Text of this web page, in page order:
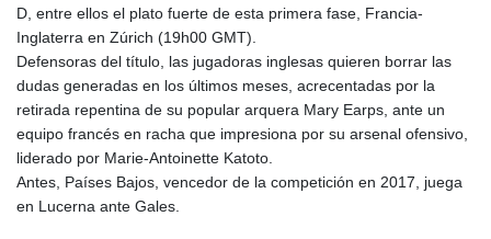
4157.293457
MOP 9.314584
MRU 46.338424
MUR 54.419742
MVR 17.862733
MWK
1998.775164
MXN 19.812061
D, entre ellos el plato fuerte de esta primera fase, Francia-
Inglaterra en Zúrich (19h00 GMT).
Defensoras del título, las jugadoras inglesas quieren borrar las
dudas generadas en los últimos meses, acrecentadas por la
retirada repentina de su popular arquera Mary Earps, ante un
equipo francés en racha que impresiona por su arsenal ofensivo,
liderado por Marie-Antoinette Katoto.
Antes, Países Bajos, vencedor de la competición en 2017, juega
en Lucerna ante Gales.